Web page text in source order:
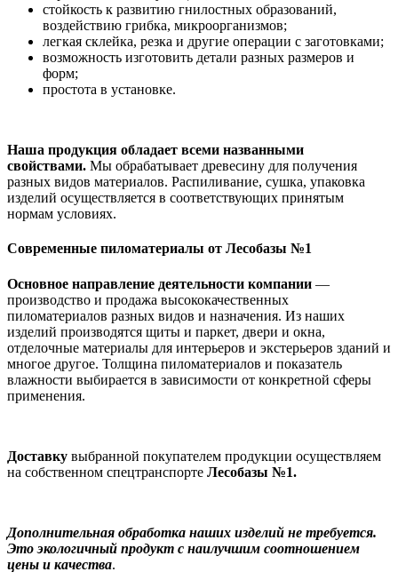
стойкость к развитию гнилостных образований,
воздействию грибка, микроорганизмов;
легкая склейка, резка и другие операции с заготовками;
возможность изготовить детали разных размеров и
форм;
простота в установке.
Наша продукция обладает всеми названными
свойствами. Мы обрабатывает древесину для получения
разных видов материалов. Распиливание, сушка, упаковка
изделий осуществляется в соответствующих принятым
нормам условиях.
Современные пиломатериалы от Лесобазы №1
Основное направление деятельности компании —
производство и продажа высококачественных
пиломатериалов разных видов и назначения. Из наших
изделий производятся щиты и паркет, двери и окна,
отделочные материалы для интерьеров и экстерьеров зданий и
многое другое. Толщина пиломатериалов и показатель
влажности выбирается в зависимости от конкретной сферы
применения.
Доставку выбранной покупателем продукции осуществляем
на собственном спецтранспорте Лесобазы №1.
Дополнительная обработка наших изделий не требуется.
Это экологичный продукт с наилучшим соотношением
цены и качества.